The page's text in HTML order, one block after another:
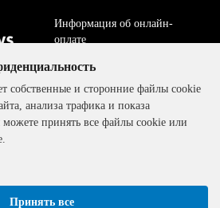
Информация об онлайн-
оплате
ДОГОВОР-ОФЕРТА
Политика
конфиденциальности
собственные и сторонние файлы cookie
анализа трафика и показа
принять все файлы cookie или
Принять все